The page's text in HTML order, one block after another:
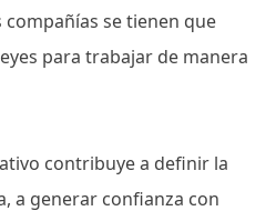
compañías se tienen que
para trabajar de manera
contribuye a definir la
a generar confianza con